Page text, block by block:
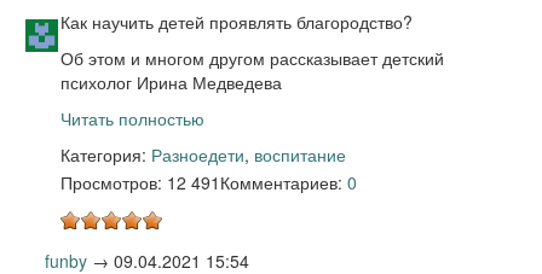
Как научить детей проявлять благородство?
Об этом и многом другом рассказывает детский
психолог Ирина Медведева
Читать полностью
Категория: Разноедети, воспитание
Просмотров: 12 491 Комментариев: 0
funby → 09.04.2021 15:54